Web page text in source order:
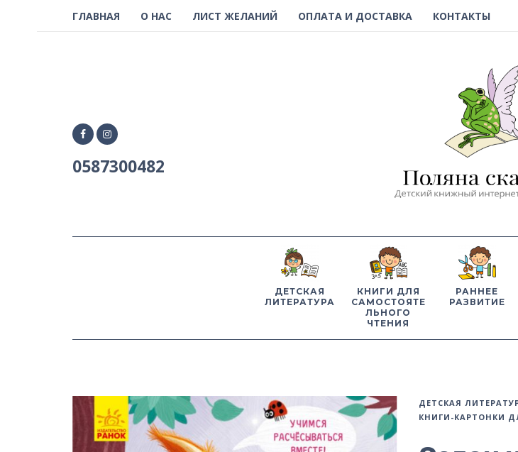
ГЛАВНАЯ О НАС ЛИСТ ЖЕЛАНИЙ ОПЛАТА И ДОСТАВКА КОНТАКТЫ
0587300482
ДЕТСКАЯ
ЛИТЕРАТУРА
КНИГИ ДЛЯ
САМОСТОЯТЕ
ЛЬНОГО
ЧТЕНИЯ
РАННЕЕ
РАЗВИТИЕ
ДЕТСКАЯ
КНИГИ-КАРТОНКИ